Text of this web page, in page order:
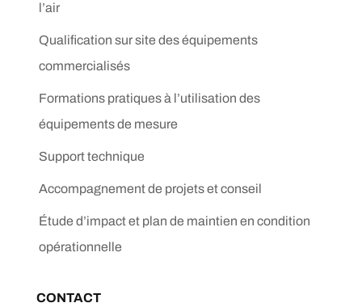
l’air
Qualification sur site des équipements
commercialisés
Formations pratiques à l’utilisation des
équipements de mesure
Support technique
Accompagnement de projets et conseil
Étude d’impact et plan de maintien en condition
opérationnelle
CONTACT